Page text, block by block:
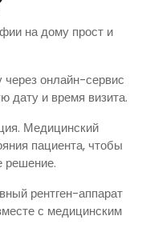
на дому прост и
через онлайн-сервис
дату и время визита.
Медицинский
пациента, чтобы
решение.
рентген-аппарат
с медицинским